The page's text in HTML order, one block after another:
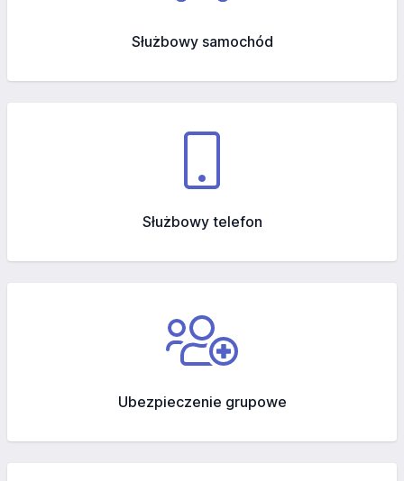
Służbowy samochód
Służbowy telefon
Ubezpieczenie grupowe